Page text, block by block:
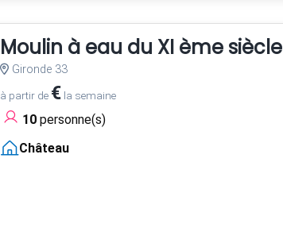
Moulin à eau du XI ème siècle
Gironde 33
à partir de €la semaine
10personne(s)
Château